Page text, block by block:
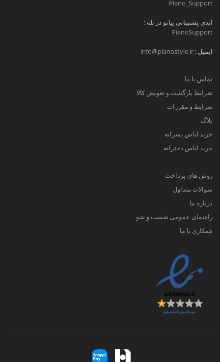
Piano_Support
آیدی پشتیبانی پیانو در بله :
PianoSupport
ایمیل : info@pianostyle.ir
تماس با ما
شرایط بازگشت و تعویض کالا
شرایط و مقررات
بلاگ
خرید لباس پسرانه
خرید لباس دخترانه
روش های پرداخت
سوالات متداول
درباره ما
راهنمای عمومی شست و شو
همکاری با ما